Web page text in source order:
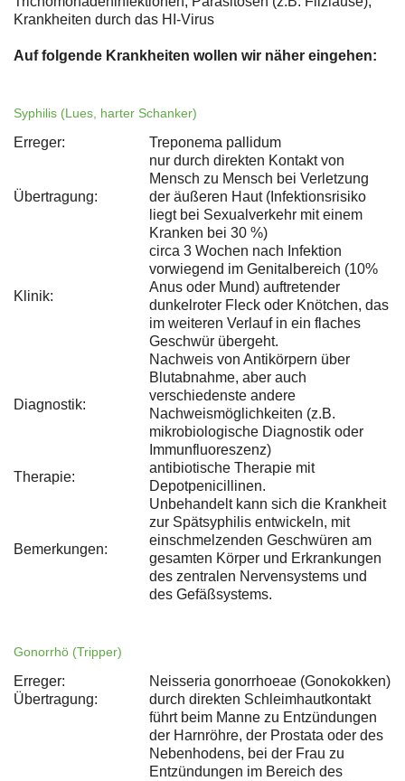
Krankheiten durch das HI-Virus
Auf folgende Krankheiten wollen wir näher eingehen:
Syphilis (Lues, harter Schanker)
Erreger: Treponema pallidum
Übertragung:
nur durch direkten Kontakt von
Mensch zu Mensch bei Verletzung
der äußeren Haut (Infektionsrisiko
liegt bei Sexualverkehr mit einem
Kranken bei 30 %)
Klinik:
circa 3 Wochen nach Infektion
vorwiegend im Genitalbereich (10%
Anus oder Mund) auftretender
dunkelroter Fleck oder Knötchen, das
im weiteren Verlauf in ein flaches
Geschwür übergeht.
Diagnostik:
Nachweis von Antikörpern über
Blutabnahme, aber auch
verschiedenste andere
Nachweismöglichkeiten (z.B.
mikrobiologische Diagnostik oder
Immunfluoreszenz)
Therapie:
antibiotische Therapie mit
Depotpenicillinen.
Bemerkungen:
Unbehandelt kann sich die Krankheit
zur Spätsyphilis entwickeln, mit
einschmelzenden Geschwüren am
gesamten Körper und Erkrankungen
des zentralen Nervensystems und
des Gefäßsystems.
Gonorrhö (Tripper)
Erreger:
Neisseria gonorrhoeae (Gonokokken)
Übertragung:
durch direkten Schleimhautkontakt
führt beim Manne zu Entzündungen
der Harnröhre, der Prostata oder des
Nebenhodens, bei der Frau zu
Entzündungen im Bereich des